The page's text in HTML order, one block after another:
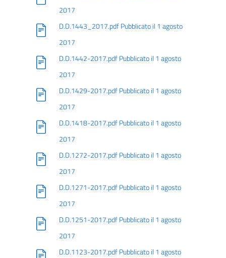
2017
D.D.1443_2017.pdf Pubblicato il 1 agosto
2017
D.D.1442-2017.pdf Pubblicato il 1 agosto
2017
D.D.1429-2017.pdf Pubblicato il 1 agosto
2017
D.D.1418-2017.pdf Pubblicato il 1 agosto
2017
D.D.1272-2017.pdf Pubblicato il 1 agosto
2017
D.D.1271-2017.pdf Pubblicato il 1 agosto
2017
D.D.1251-2017.pdf Pubblicato il 1 agosto
2017
D.D.1123-2017.pdf Pubblicato il 1 agosto